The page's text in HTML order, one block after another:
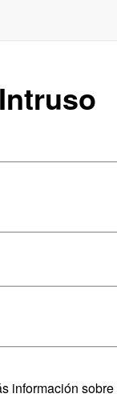
información